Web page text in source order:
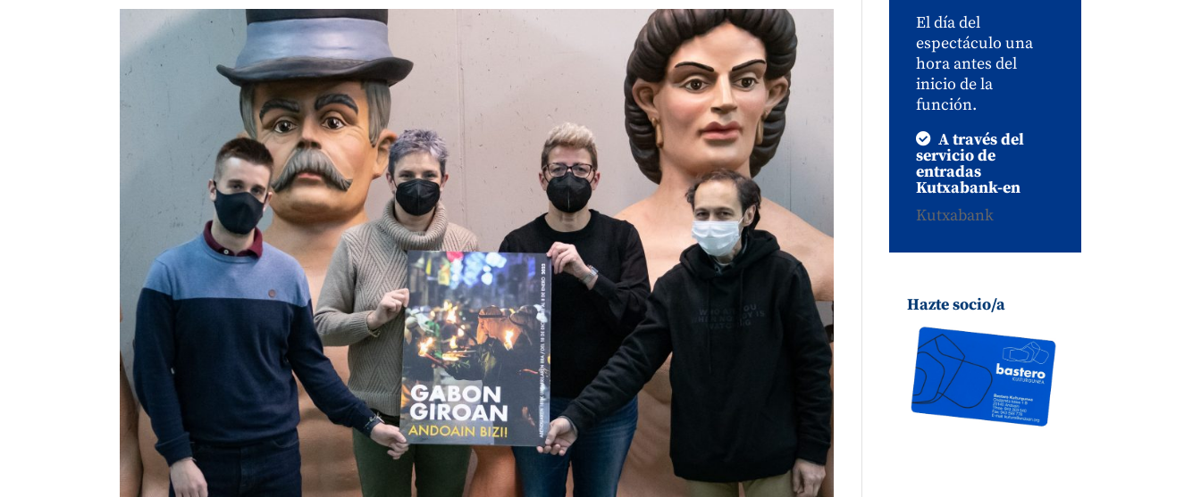
El día del
espectáculo una
hora antes del
inicio de la
función.
A través del
servicio de
entradas
Kutxabank-en
Kutxabank
Hazte socio/a